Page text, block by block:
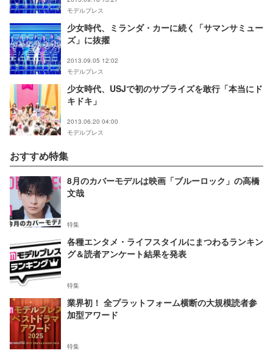
モデルプレス
少女時代、ミランダ・カーに続く「サマンサミュー
ズ」に抜擢
2013.09.05 12:02
モデルプレス
少女時代、USJで初のサプライズを敢行「本当にド
キドキ」
2013.06.20 04:00
モデルプレス
おすすめ特集
8月のカバーモデルは映画「ブルーロック」の高橋
文哉
特集
各種エンタメ・ライフスタイルにまつわるランキン
グ＆読者アンケート結果を発表
特集
業界初！ 全プラットフォーム横断の大規模読者参
加型アワード
特集